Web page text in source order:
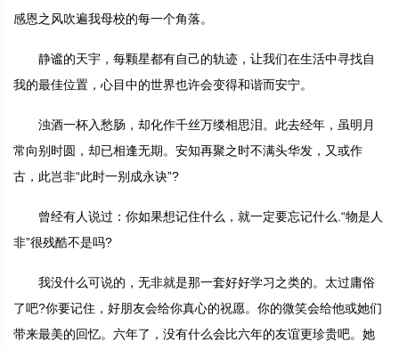
感恩之风吹遍我母校的每一个角落。
静谧的天宇，每颗星都有自己的轨迹，让我们在生活中寻找自
我的最佳位置，心目中的世界也许会变得和谐而安宁。
浊酒一杯入愁肠，却化作千丝万缕相思泪。此去经年，虽明月
常向别时圆，却已相逢无期。安知再聚之时不满头华发，又或作
古，此岂非“此时一别成永诀”?
曾经有人说过：你如果想记住什么，就一定要忘记什么.“物是人
非”很残酷不是吗?
我没什么可说的，无非就是那一套好好学习之类的。太过庸俗
了吧?你要记住，好朋友会给你真心的祝愿。你的微笑会给他或她们
带来最美的回忆。六年了，没有什么会比六年的友谊更珍贵吧。她